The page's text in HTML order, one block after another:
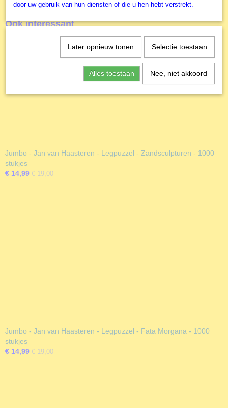
Ook interessant
Jumbo - Jan van Haasteren - Legpuzzel - Zandsculpturen - 1000
stukjes
€ 14,99 € 19,00
Jumbo - Jan van Haasteren - Legpuzzel - Fata Morgana - 1000
stukjes
€ 14,99 € 19,00
door uw gebruik van hun diensten of die u hen hebt verstrekt.
Later opnieuw tonen Selectie toestaan
Alles toestaan Nee, niet akkoord